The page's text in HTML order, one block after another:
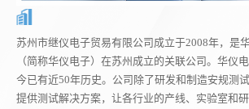
苏州市继仪电子贸易有限公司成立于2008年，是
（简称华仪电子）在苏州成立的关联公司。华仪
今已有近50年历史。公司除了研发和制造安规测
提供测试解决方案，让各行业的产线、实验室和